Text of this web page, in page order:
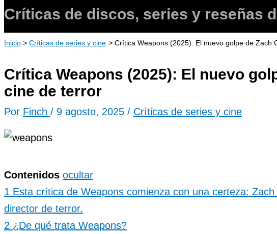
Críticas de discos, series y reseñas
Inicio Críticas de series y cine Crítica Weapons (2025): El nuevo golpe de Zach
Crítica Weapons (2025): El nuevo
cine de terror
Por Finch / 9 agosto, 2025 / Críticas de series y cine
Contenidos ocultar
1 Esta crítica de Weapons comienza con una certeza:
director de terror.
2 ¿De qué trata Weapons?